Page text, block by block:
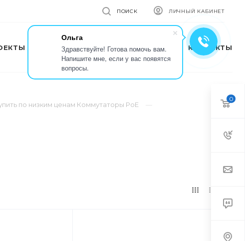
Ольга
Здравствуйте! Готова помочь вам.
Напишите мне, если у вас появятся
вопросы.
ЛИЧНЫЙ КАБИНЕТ
ПОИСК
КОМПАНИЯ ПРЕСС-ЦЕНТР КОНТАКТЫ
по низким ценам Коммутаторы PoE
0